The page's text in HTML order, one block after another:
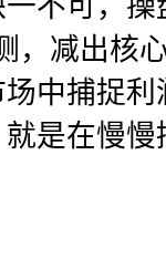
，减出核
中捕捉
是在慢慢